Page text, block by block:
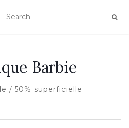
NAVIGATION
Barbie
/ 50% superficielle